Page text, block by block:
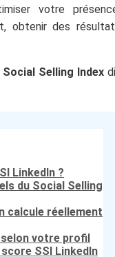
votre
obtenir des
Social Selling Index
LinkedIn ?
du Social Selling
calcule réellement
votre profil
SSI LinkedIn